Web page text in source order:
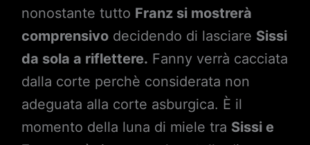
nonostante tutto Franz si mostrerà
comprensivodecidendo di lasciare Sissi
da sola a riflettere. Fanny verrà cacciata
dalla corte perchè considerata non
adeguata alla corte asburgica. È il
momento della luna di miele tra Sissi e